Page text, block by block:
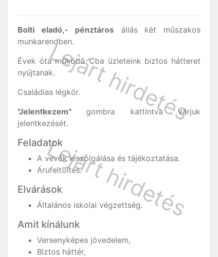
Bolti eladó,- pénztáros állás két műszakos
munkarendben.
Évek óta működő Cba üzleteink biztos hátteret
nyújtanak.
Családias légkör.
"Jelentkezem" gombra kattintva várjuk
jelentkezését.
Feladatok
A vevők kiszolgálása és tájékoztatása.
Árufeltöltés.
Elvárások
Általános iskolai végzettség.
Amit kínálunk
Versenyképes jövedelem,
Biztos háttér,